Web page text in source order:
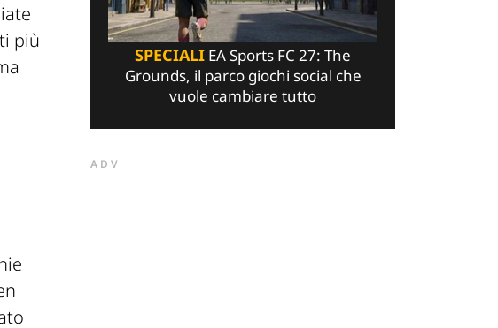
più
SPECIALI EA Sports FC 27: The
Grounds, il parco giochi social che
vuole cambiare tutto
ADV